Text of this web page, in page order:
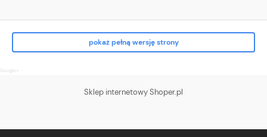
pokaż pełną wersję strony
Google+
Sklep internetowy Shoper.pl